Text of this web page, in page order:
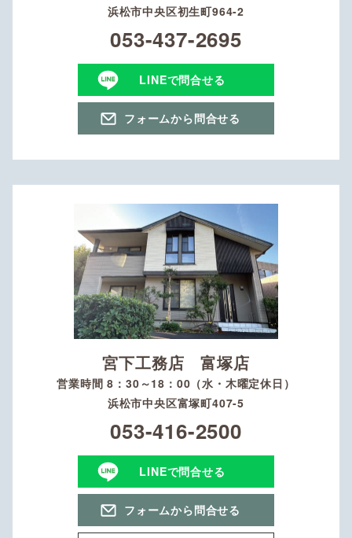
浜松市中央区初生町964-2
053-437-2695
LINEで問合せる
フォームから問合せる
宮下工務店 富塚店
営業時間 8：30～18：00（水・木曜定休日）
浜松市中央区富塚町407-5
053-416-2500
LINEで問合せる
フォームから問合せる